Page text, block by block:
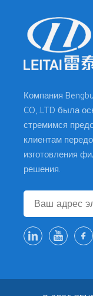
Компания
CO,.LTD была
стремимся
клиентам
изготовления
решения.